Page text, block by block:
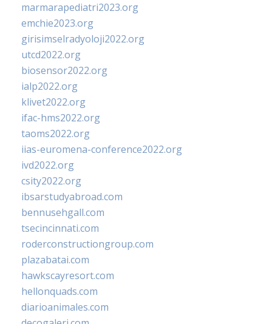
marmarapediatri2023.org
emchie2023.org
girisimselradyoloji2022.org
utcd2022.org
biosensor2022.org
ialp2022.org
klivet2022.org
ifac-hms2022.org
taoms2022.org
iias-euromena-conference2022.org
ivd2022.org
csity2022.org
ibsarstudyabroad.com
bennusehgall.com
tsecincinnati.com
roderconstructiongroup.com
plazabatai.com
hawkscayresort.com
hellonquads.com
diarioanimales.com